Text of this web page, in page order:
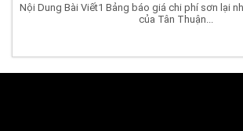
Nội Dung Bài Viết1 Bảng báo giá chi phí sơn lại
của Tân Thuận...